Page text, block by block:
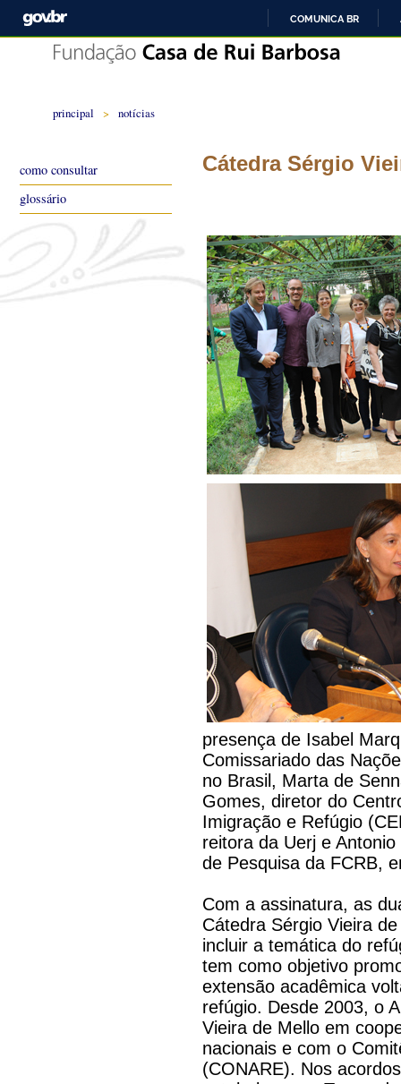
COMUNICA BR
principal > notícias
Cátedra Sérgio
presença de Isabel
Comissariado das
no Brasil, Marta de
Gomes, diretor do
Imigração e Refúgio
reitora da Uerj e
de Pesquisa da FCRB,
Com a assinatura, as
Cátedra Sérgio Vieira
incluir a temática do
tem como objetivo
extensão acadêmica
refúgio. Desde 2003, o
Vieira de Mello em
nacionais e com o
(CONARE). Nos
como consultar
glossário